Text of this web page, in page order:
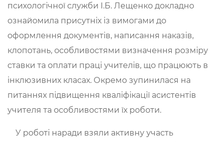
психологічної служби І.Б. Лещенко докладно
ознайомила присутніх із вимогами до
оформлення документів, написання наказів,
клопотань, особливостями визначення розміру
ставки та оплати праці учителів, що працюють в
інклюзивних класах. Окремо зупинилася на
питаннях підвищення кваліфікації асистентів
учителя та особливостями їх роботи.
У роботі наради взяли активну участь